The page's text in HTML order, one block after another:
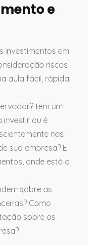
e
investimentos em
riscos
aula fácil, rápida
tem um
investir ou é
nas
sua empresa? E
onde está o
sobre as
Como
sobre os